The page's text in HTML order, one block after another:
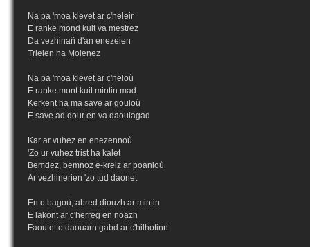
Na pa 'moa klevet ar c'heleir
E ranke mond kuit va mestrez
Da vezhinañ d'an enezeien
Trielen ha Molenez
Na pa 'moa klevet ar c'heloù
E ranke mont kuit mintin mad
Kerkent ha ma save ar gouloù
E save ad dour en va daoulagad
Kar ar vuhez en enezennoù
'Zo ur vuhez trist ha kalet
Bemdez, bemnoz e-kreiz ar poanioù
Ar vezhinerien 'zo tud daonet
En o bagoù, abred diouzh ar mintin
E lakont ar c'herreg en noazh
Faoutet o daouarn gabd ar c'hilhotinn